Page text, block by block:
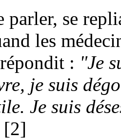
parler, se
les
: "Je
je suis
Je suis